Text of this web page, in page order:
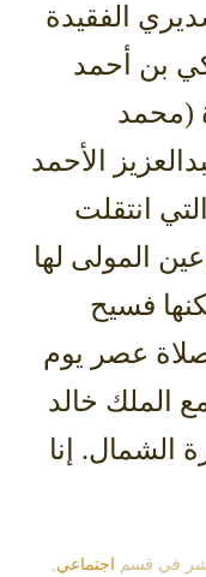
الفقيدة
بن أحمد
(محمد
الأحمد
انتقلت
المولى لها
فسيح
عصر يوم
٢٧-٧-١٤٤٤ بجامع الملك خالد
الشمال. إنا
في قسم اجتماعي,